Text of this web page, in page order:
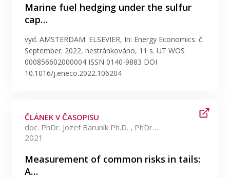
Blog
Publikace
Lidé
FSV UK
Marine fuel hedging under the sulfur
cap…
vyd. AMSTERDAM: ELSEVIER, In: Energy Economics. č.
September. 2022, nestránkováno, 11 s. UT WOS
000856602000004 ISSN 0140-9883 DOI
10.1016/j.eneco.2022.106204
ČLÁNEK V ČASOPISU
doc. PhDr. Jozef Baruník Ph.D. , PhDr. František Čech Ph.D.
2021
Measurement of common risks in tails:
A…
Filtrovat podle data